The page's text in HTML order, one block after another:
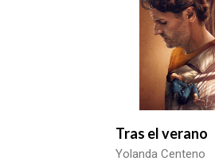
Tras el verano
Yolanda Centeno